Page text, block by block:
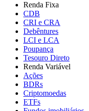
Renda Fixa
CDB
CRI e CRA
Debêntures
LCI e LCA
Poupança
Tesouro Direto
Renda Variável
Ações
BDRs
Criptomoedas
ETFs